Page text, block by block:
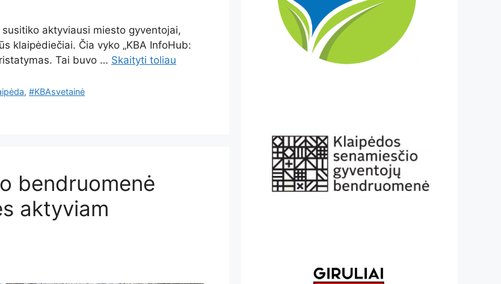
aktyviausi miesto gyventojai,
klaipėdiečiai. Čia vyko „KBA InfoHub:
Tai buvo … Skaityti toliau
,#KBAsvetainė
bendruomenė
aktyviam